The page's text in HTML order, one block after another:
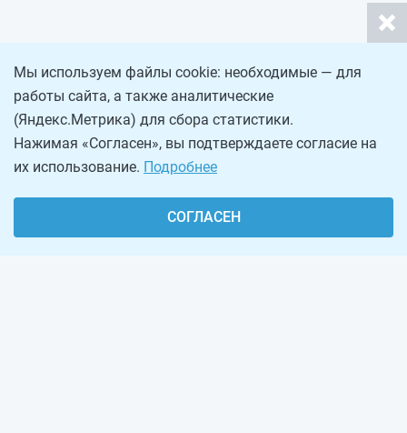
Мы используем файлы cookie: необходимые — для
работы сайта, а также аналитические
(Яндекс.Метрика) для сбора статистики.
Нажимая «Согласен», вы подтверждаете согласие на
их использование. Подробнее
СОГЛАСЕН